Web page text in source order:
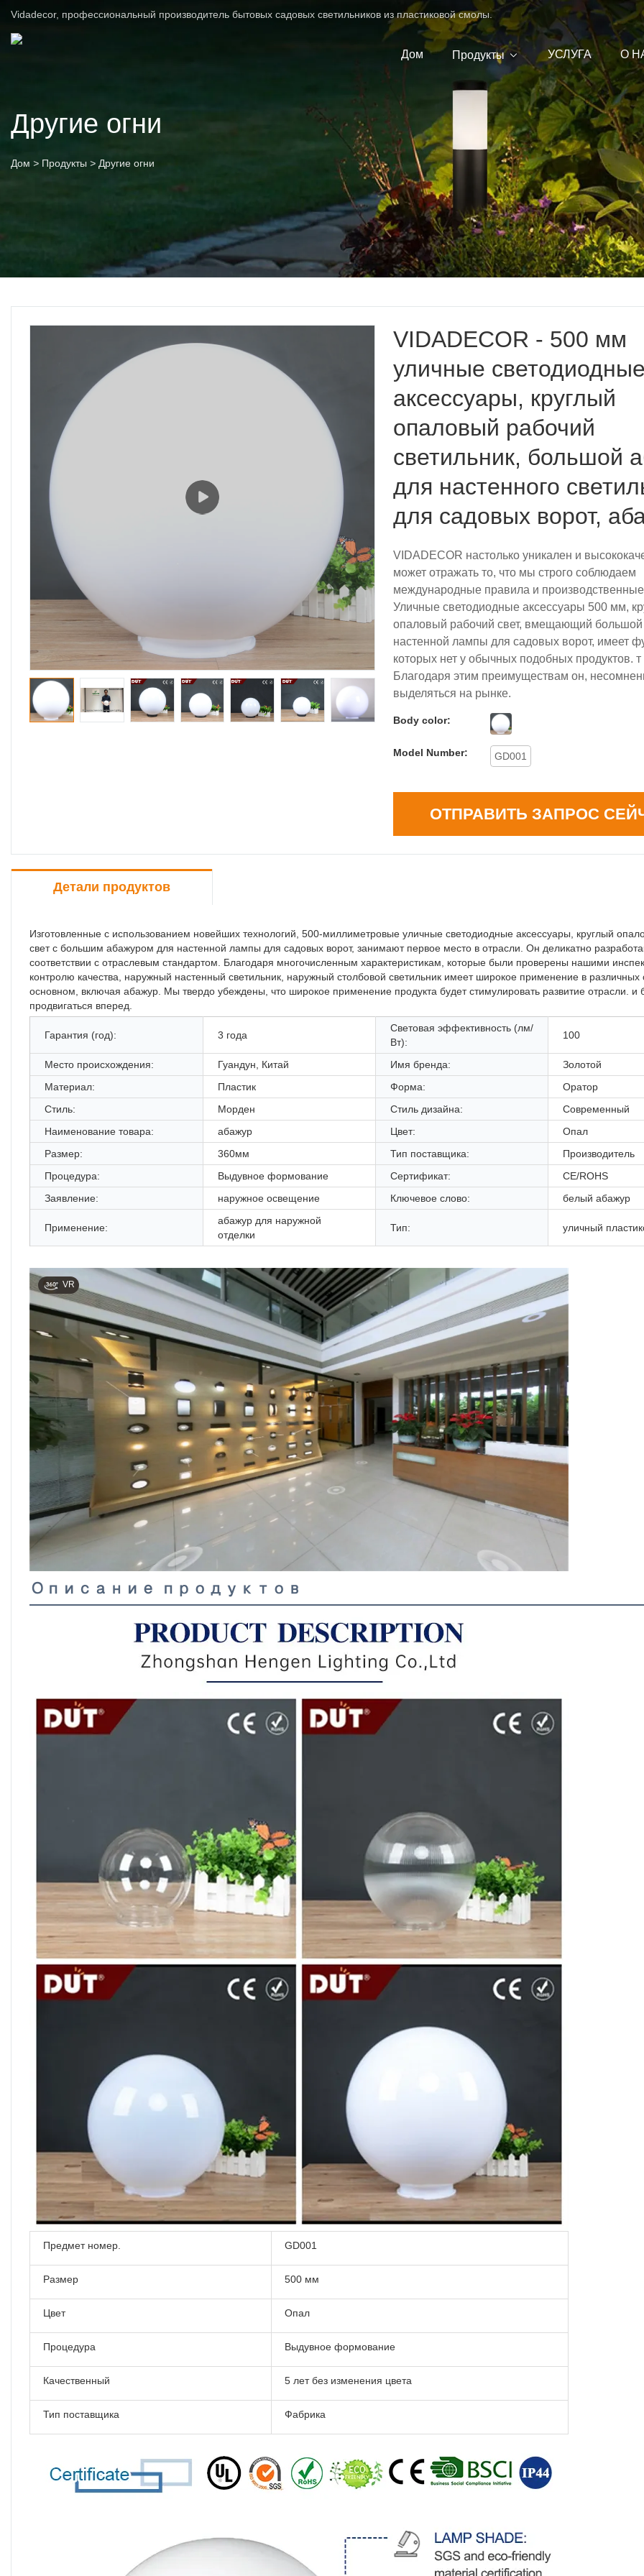
Vidadecor, профессиональный производитель бытовых садовых светильников из пластиковой смолы.
Дом Продукты УСЛУГА О
Другие огни
Дом > Продукты > Другие огни
VIDADECOR - 500 мм
уличные светодиодные
аксессуары, круглый
опаловый рабочий
светильник, большой
для настенного
для садовых ворот,
VIDADECOR настолько уникален и
может отражать то, что мы строго соблюдаем
международные правила и
Уличные светодиодные аксессуары 500 мм,
опаловый рабочий свет, вмещающий большой
настенной лампы для садовых ворот, имеет
которых нет у обычных подобных продуктов. т
Благодаря этим преимуществам он,
выделяться на рынке.
Body color:
Model Number: GD001
ОТПРАВИТЬ ЗАПРОС
Детали продуктов
Изготовленные с использованием новейших технологий, 500-миллиметровые уличные светодиодные аксессуары, круглый
свет с большим абажуром для настенной лампы для садовых ворот, занимают первое место в отрасли. Он деликатно
соответствии с отраслевым стандартом. Благодаря многочисленным характеристикам, которые были проверены нашими
контролю качества, наружный настенный светильник, наружный столбовой светильник имеет широкое применение в различных
основном, включая абажур. Мы твердо убеждены, что широкое применение продукта будет стимулировать развитие отрасли. и
продвигаться вперед.
Гарантия (год): 3 года
Световая эффективность (лм/
Вт):
100
Место происхождения: Гуандун, Китай Имя бренда:
Золотой
Материал:
Пластик Форма:
Оратор
Стиль:
Морден Стиль дизайна:
Современный
Наименование товара:
абажур Цвет:
Опал
Размер:
360мм Тип поставщика:
Производитель
Процедура:
Выдувное формование Сертификат:
CE/ROHS
Заявление:
наружное освещение Ключевое слово: белый абажур
Применение:
абажур для наружной
отделки
Тип: уличный
VR
Описание продуктов
Предмет номер. GD001
Размер 500 мм
Цвет Опал
Процедура Выдувное формование
Качественный 5 лет без изменения цвета
Тип поставщика Фабрика